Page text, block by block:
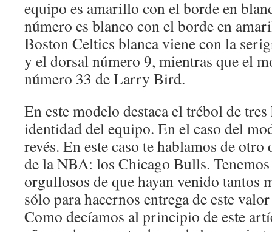
equipo es amarillo con el borde en
número es blanco con el borde en
Boston Celtics blanca viene con la
y el dorsal número 9, mientras que el
número 33 de Larry Bird.
En este modelo destaca el trébol de
identidad del equipo. En el caso del
revés. En este caso te hablamos de
de la NBA: los Chicago Bulls.
orgullosos de que hayan venido tantos
sólo para hacernos entrega de este
Como decíamos al principio de este